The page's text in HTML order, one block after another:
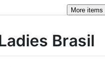
Moreitems
Brasil